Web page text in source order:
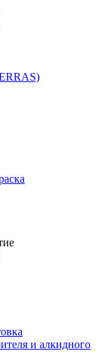
и алкидного